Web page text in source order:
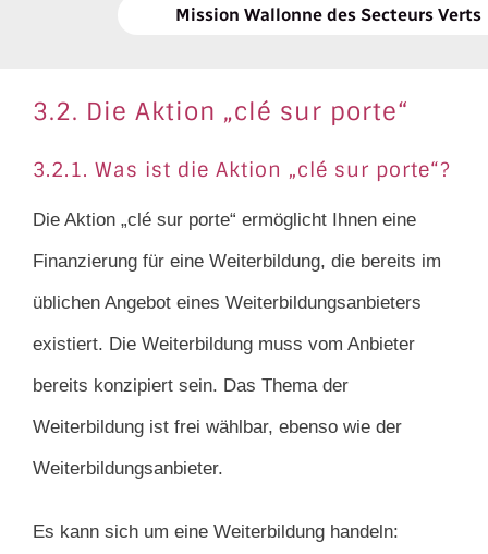
Mission Wallonne des Secteurs Verts
3.2. Die Aktion „clé sur porte“
3.2.1. Was ist die Aktion „clé sur porte“?
Die Aktion „clé sur porte“ ermöglicht Ihnen eine
Finanzierung für eine Weiterbildung, die bereits im
üblichen Angebot eines Weiterbildungsanbieters
existiert. Die Weiterbildung muss vom Anbieter
bereits konzipiert sein. Das Thema der
Weiterbildung ist frei wählbar, ebenso wie der
Weiterbildungsanbieter.
Es kann sich um eine Weiterbildung handeln: